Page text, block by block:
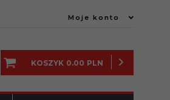
Moje konto
KOSZYK 0.00 PLN